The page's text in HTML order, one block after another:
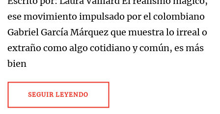
ese movimiento impulsado por el colombiano
Gabriel García Márquez que muestra lo irreal o
extraño como algo cotidiano y común, es más
bien
SEGUIR LEYENDO